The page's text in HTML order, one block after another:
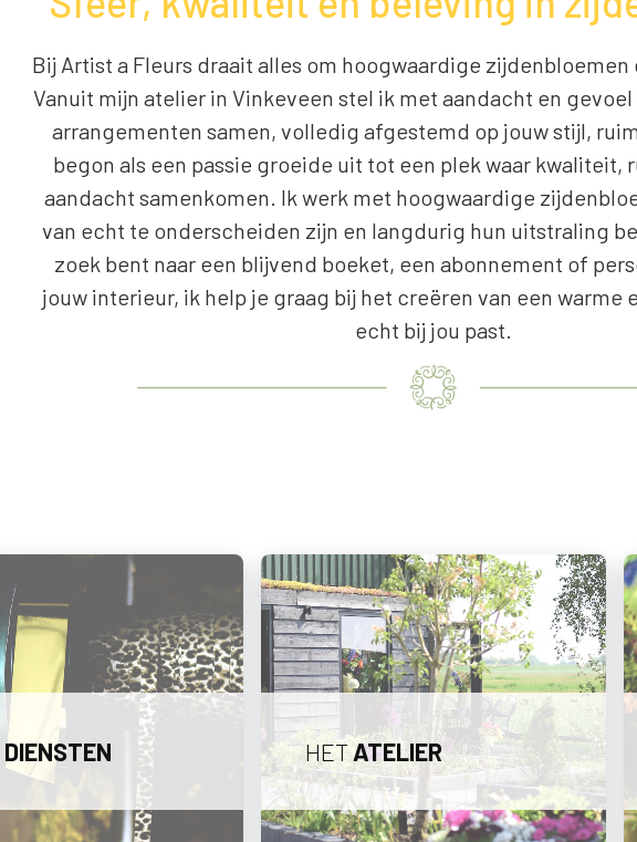
Bij Artist a Fleurs draait alles om hoogwaardige
Vanuit mijn atelier in Vinkeveen stel ik met aandacht en
arrangementen samen, volledig afgestemd op jouw stijl,
begon als een passie groeide uit tot een plek waar kwaliteit,
aandacht samenkomen. Ik werk met hoogwaardige
van echt te onderscheiden zijn en langdurig hun uitstraling
zoek bent naar een blijvend boeket, een abonnement of
jouw interieur, ik help je graag bij het creëren van een warme
echt bij jou past.
DIENSTEN HETATELIER